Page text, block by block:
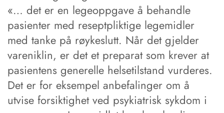
«… det er en legeoppgave å behandle
pasienter med reseptpliktige legemidler
med tanke på røykeslutt. Når det gjelder
vareniklin, er det et preparat som krever at
pasientens generelle helsetilstand vurderes.
Det er for eksempel anbefalinger om å
utvise forsiktighet ved psykiatrisk sykdom i